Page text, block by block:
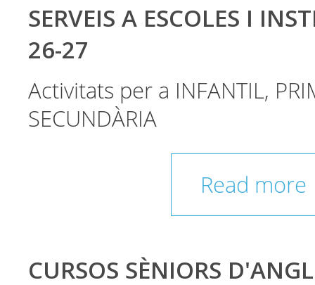
SERVEIS A ESCOLES I
26-27
Activitats per a INFANTIL,
SECUNDÀRIA
Read more
CURSOS SÈNIORS